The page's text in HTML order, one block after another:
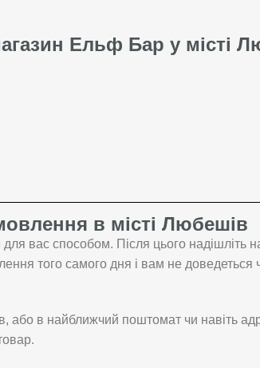
Ельф Бар у місті
в місті Любешів
вас способом. Після цього
того самого дня і вам не доведеться
в найближчий поштомат чи навіть